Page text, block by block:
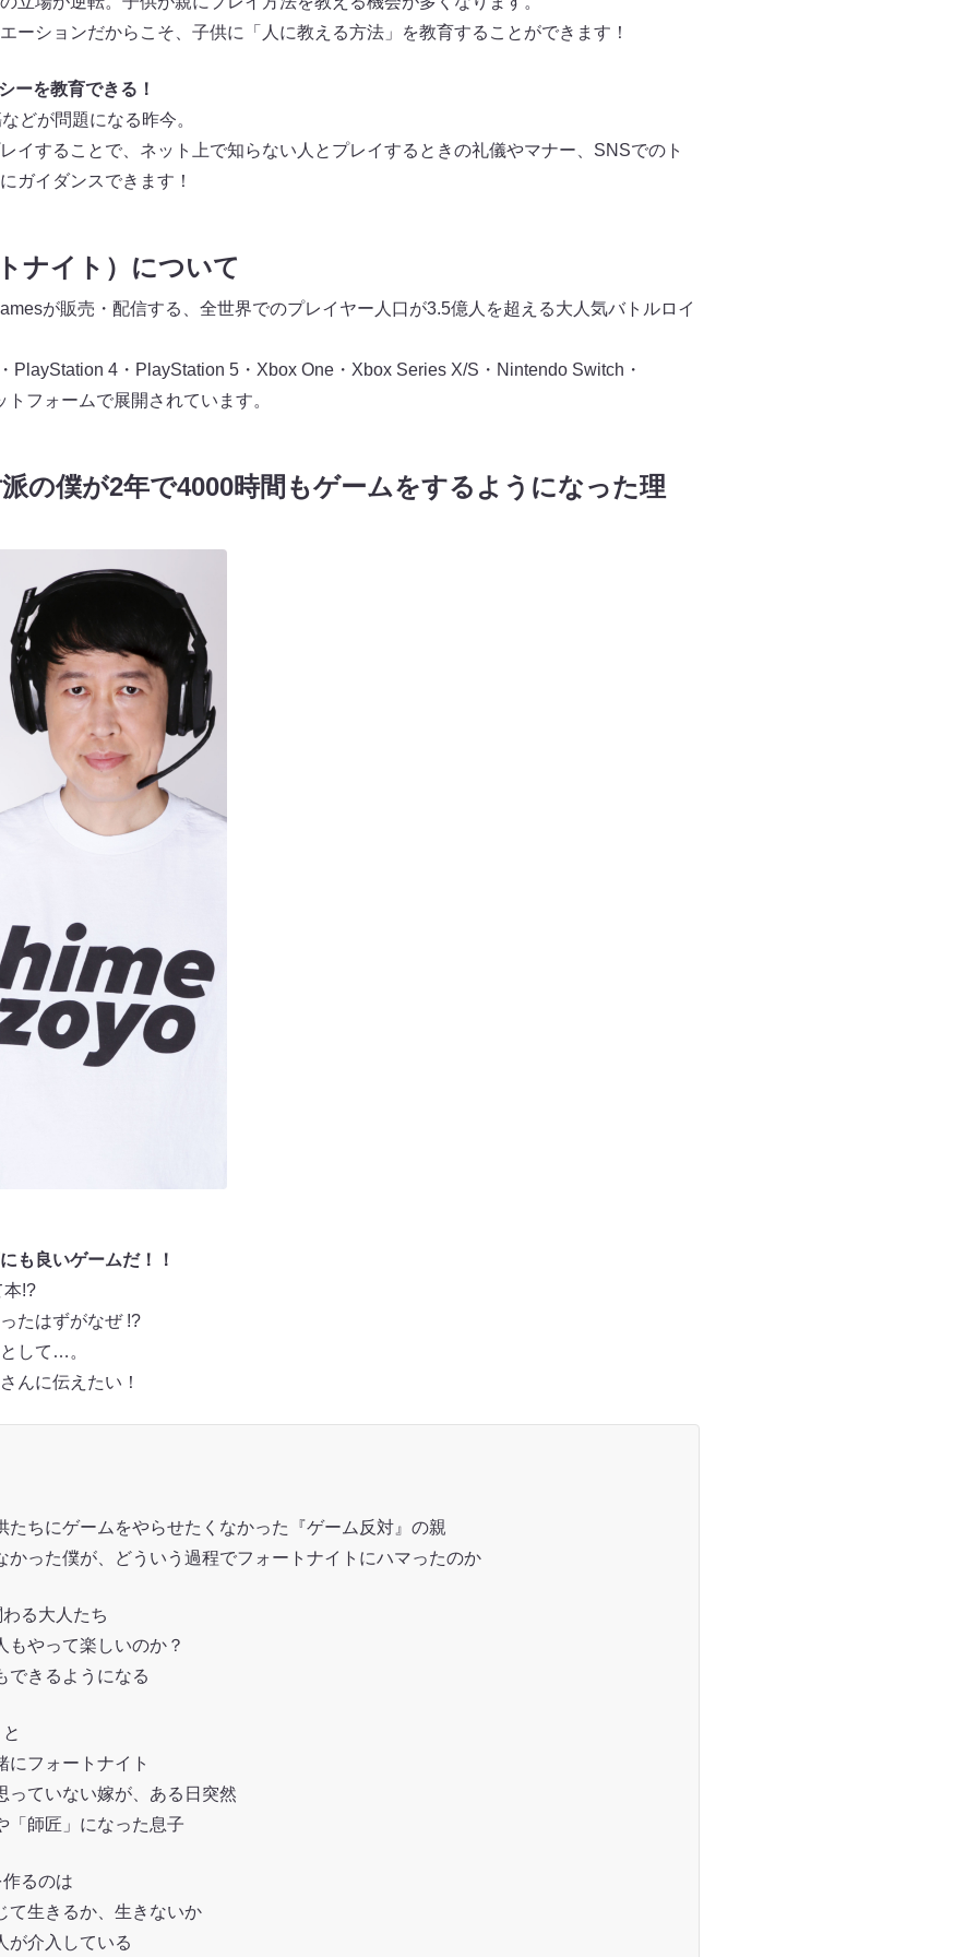
ーションだからこそ、子供に「人に教える方法」を教育することができます！
ーを教育できる！
どが問題になる昨今。
イすることで、ネット上で知らない人とプレイするときの礼儀やマナー、SNSでのト
ガイダンスできます！
ナイト）について
が販売・配信する、全世界でのプレイヤー人口が3.5億人を超える大人気バトルロイ
PlayStation 4・PlayStation 5・Xbox One・Xbox Series X/S・Nintendo Switch・
フォームで展開されています。
の僕が2年で4000時間もゲームをするようになった理
も良いゲームだ！！
本!?
たはずがなぜ !?
して…。
んに伝えたい！
たちにゲームをやらせたくなかった『ゲーム反対』の親
かった僕が、どういう過程でフォートナイトにハマったのか
る大人たち
もやって楽しいのか？
できるようになる
にフォートナイト
っていない嫁が、ある日突然
「師匠」になった息子
るのは
て生きるか、生きないか
が介入している